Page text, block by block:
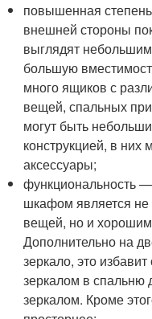
повышенная
внешней стороны
выглядят
большую
много ящиков с
вещей, спальных
могут быть
конструкцией, в них
аксессуары;
функциональность
шкафом является не
вещей, но и
Дополнительно на
зеркало, это
зеркалом в спальню
зеркалом. Кроме